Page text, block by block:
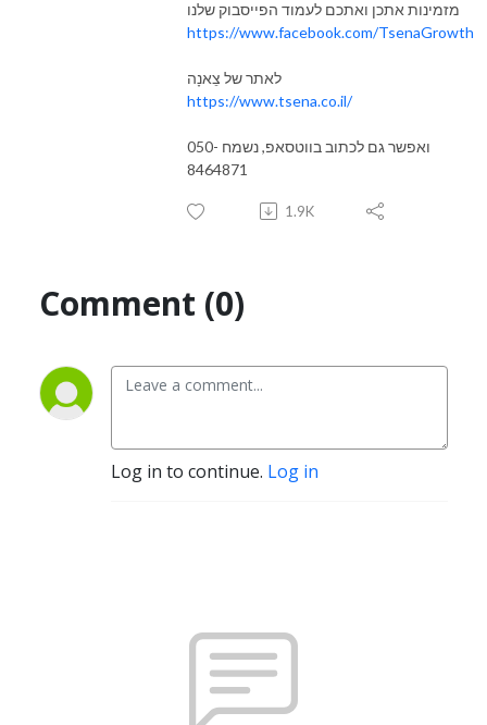
מזמינות אתכן ואתכם לעמוד הפייסבוק שלנו
https://www.facebook.com/TsenaGrowth
לאתר של צֵאנָה
https://www.tsena.co.il/
ואפשר גם לכתוב בווטסאפ, נשמח 050-
8464871
1.9K
Comment (0)
Log in to continue. Log in